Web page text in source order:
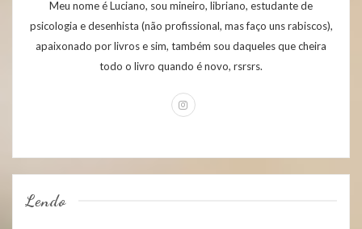
Meu nome é Luciano, sou mineiro, libriano, estudante de
psicologia e desenhista (não profissional, mas faço uns rabiscos),
apaixonado por livros e sim, também sou daqueles que cheira
todo o livro quando é novo, rsrsrs.
Lendo